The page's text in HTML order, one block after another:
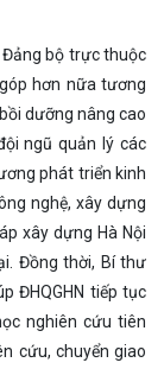
bộ trực thuộc
hơn nữa tương
dưỡng nâng cao
ngũ quản lý các
phát triển kinh
nghệ, xây dựng
xây dựng Hà Nội
Đồng thời, Bí thư
ĐHQGHN tiếp tục
nghiên cứu tiên
cứu, chuyển giao